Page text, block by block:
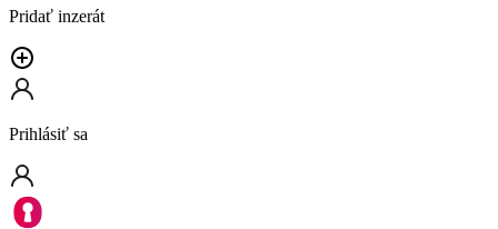
Pridať inzerát
Prihlásiť sa